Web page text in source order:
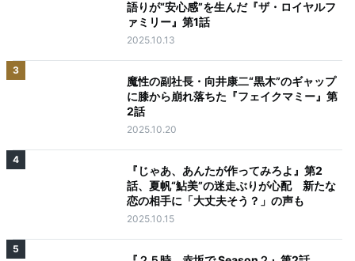
語りが“安心感”を生んだ『ザ・ロイヤルフ
ァミリー』第1話
2025.10.13
3
魔性の副社長・向井康二“黒木”のギャップ
に膝から崩れ落ちた『フェイクマミー』第
2話
2025.10.20
4
『じゃあ、あんたが作ってみろよ』第2
話、夏帆“鮎美”の迷走ぶりが心配 新たな
恋の相手に「大丈夫そう？」の声も
2025.10.15
5